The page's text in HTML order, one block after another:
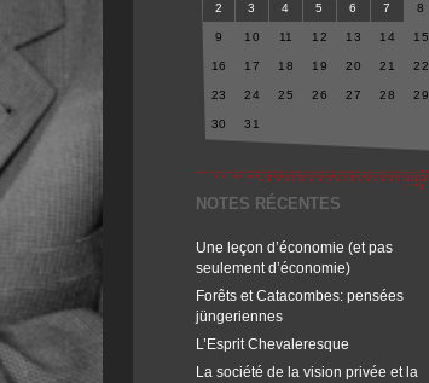
2 3 4 5 6 7 8
9 10 11 12 13 14 15
16 17 18 19 20 21 22
23 24 25 26 27 28 29
30 31
NOTES RÉCENTES
Une leçon d’économie (et pas
seulement d’économie)
Forêts et Catacombes: pensées
jüngeriennes
L’Esprit Chevaleresque
La société de la vision privée et la